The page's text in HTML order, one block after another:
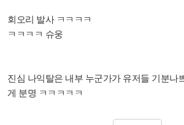
회오리 발사 ㅋㅋㅋㅋ
ㅋㅋㅋㅋ 슈웅
진심 나익탈은 내부 누군가가 유저들 기분나
게 분명 ㅋㅋㅋㅋㅋ